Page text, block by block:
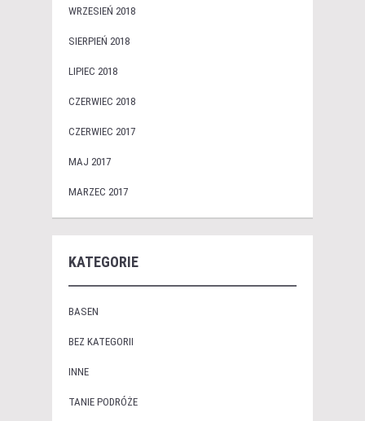
WRZESIEŃ 2018
SIERPIEŃ 2018
LIPIEC 2018
CZERWIEC 2018
CZERWIEC 2017
MAJ 2017
MARZEC 2017
KATEGORIE
BASEN
BEZ KATEGORII
INNE
TANIE PODRÓŻE